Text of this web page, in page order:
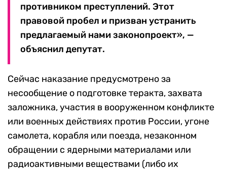
противником преступлений. Этот
правовой пробел и призван устранить
предлагаемый нами законопроект», —
объяснил депутат.
Сейчас наказание предусмотрено за
несообщение о подготовке теракта, захвата
заложника, участия в вооруженном конфликте
или военных действиях против России, угоне
самолета, корабля или поезда, незаконном
обращении с ядерными материалами или
радиоактивными веществами (либо их